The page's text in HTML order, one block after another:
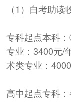
（1）自考助读
专科起点本科
专业：3400元/
术类专业：4000
高中起点专科：